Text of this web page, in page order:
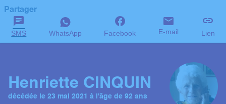
Partager
SMS WhatsApp Facebook E-mail Lien
Henriette CINQUIN
décédée le 23 mai 2021 à l'âge de 92 ans